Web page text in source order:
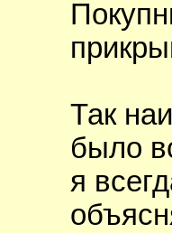
Так
было
я